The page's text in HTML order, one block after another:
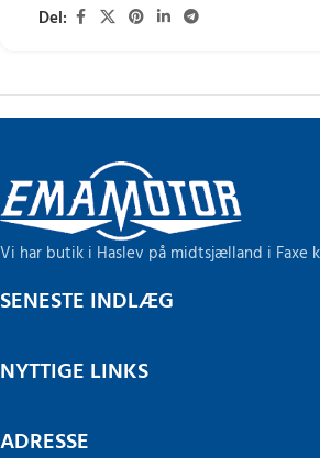
Del:
Vi har butik i Haslev på midtsjælland i Faxe
SENESTE INDLÆG
NYTTIGE LINKS
ADRESSE